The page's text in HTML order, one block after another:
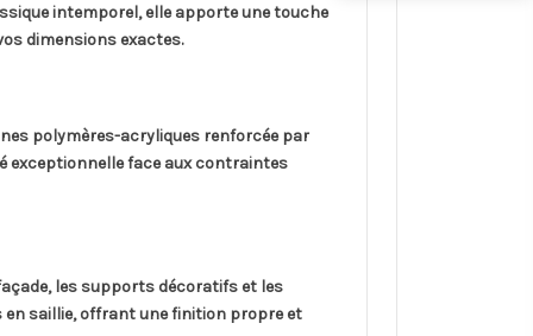
intemporel, elle apporte une touche
dimensions exactes.
polymères-acryliques renforcée par
exceptionnelle face aux contraintes
les supports décoratifs et les
saillie, offrant une finition propre et